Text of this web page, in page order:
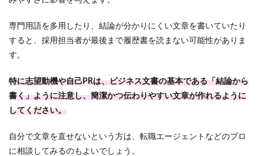
専門用語を多用したり、結論が分かりにくい文章を書いていたり
すると、採用担当者が最後まで履歴書を読まない可能性がありま
す。
特に志望動機や自己PRは、ビジネス文書の基本である「結論から
書く」ように注意し、簡潔かつ伝わりやすい文章が作れるように
してください。
自分で文章を直せないという方は、転職エージェントなどのプロ
に相談してみるのもよいでしょう。